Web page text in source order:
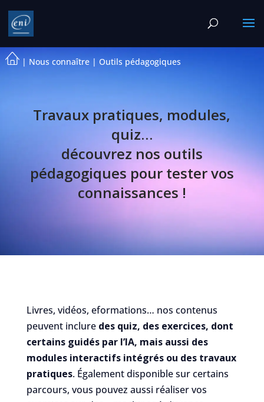
| Nous connaître| Outils pédagogiques
Travaux pratiques, modules,
quiz…
découvrez nos outils
pédagogiques pour tester vos
connaissances !
Livres, vidéos, eformations… nos contenus
peuvent inclure des quiz, des exercices, dont
certains guidés par l’IA, mais aussi des
modules interactifs intégrés ou des travaux
pratiques. Également disponible sur certains
parcours, vous pouvez aussi réaliser vos